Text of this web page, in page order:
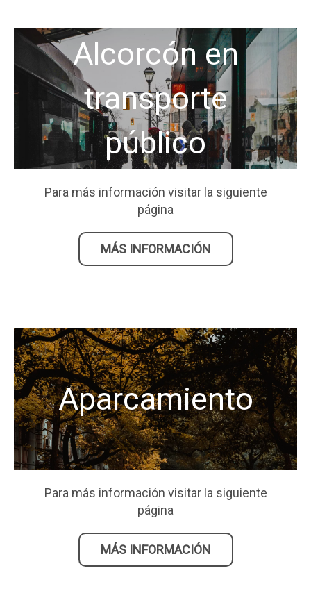
Alcorcón en
transporte
público
Para más información visitar la siguiente
página
MÁS INFORMACIÓN
Aparcamiento
Para más información visitar la siguiente
página
MÁS INFORMACIÓN